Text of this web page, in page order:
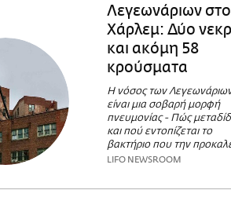
Λεγεωνάριων στο
Χάρλεμ: Δύο
και ακόμη 58
κρούσματα
Η νόσος των
είναι μια σοβαρή μορφή
πνευμονίας - Πώς
και πού εντοπίζεται το
βακτήριο που την
LIFO NEWSROOM